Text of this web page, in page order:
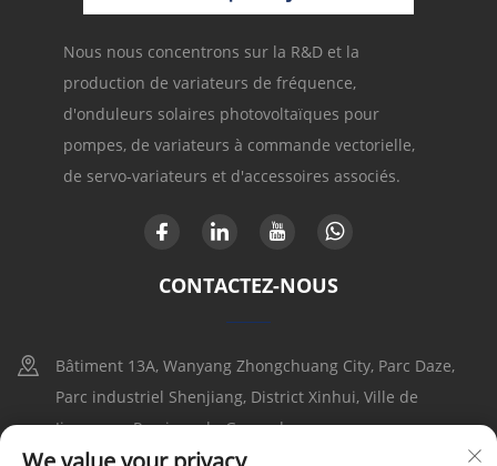
Nous nous concentrons sur la R&D et la
production de variateurs de fréquence,
d'onduleurs solaires photovoltaïques pour
pompes, de variateurs à commande vectorielle,
de servo-variateurs et d'accessoires associés.
CONTACTEZ-NOUS
Bâtiment 13A, Wanyang Zhongchuang City, Parc Daze,
Parc industriel Shenjiang, District Xinhui, Ville de
Jiangmen, Province du Guangdong